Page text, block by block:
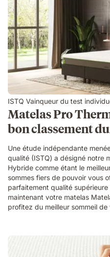
ISTQ Vainqueur du test
Matelas Pro
bon classement
Une étude indépendante
qualité (ISTQ) a désigné notre
Hybride comme étant le
sommes fiers de pouvoir vous
parfaitement qualité
maintenant votre matelas
profitez du meilleur sommeil de